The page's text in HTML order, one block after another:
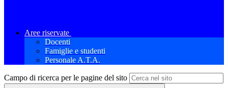
Aree riservate
Docenti
Famiglie e studenti
Personale A.T.A.
Campo di ricerca per le pagine del sito